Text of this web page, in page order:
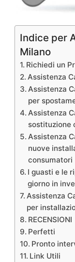
Indice per
Milano
Richiedi un
Assistenza
Assistenza
per
Assistenza
sostituzione
Assistenza
nuove
consumatori
I guasti e le
giorno in
Assistenza
per
RECENSIONI
Perfetti
Pronto
Link Utili